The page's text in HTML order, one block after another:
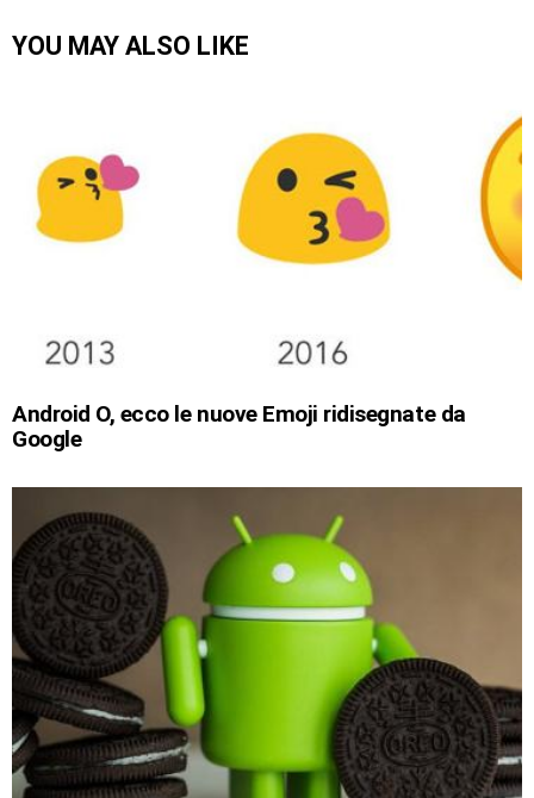
YOU MAY ALSO LIKE
Android O, ecco le nuove Emoji ridisegnate da
Google